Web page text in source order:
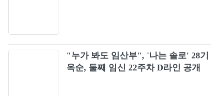
"누가 봐도 임산부", '나는 솔로' 28기
옥순, 둘째 임신 22주차 D라인 공개